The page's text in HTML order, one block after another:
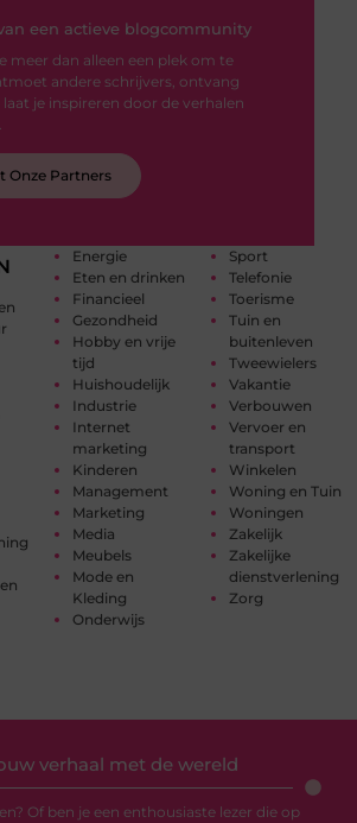
Energie
Eten en drinken
Financieel
Gezondheid
Hobby en vrije
tijd
Huishoudelijk
Industrie
Internet
marketing
Kinderen
Management
Marketing
Media
Meubels
Mode en
Kleding
Onderwijs
Sport
Telefonie
Toerisme
Tuin en
buitenleven
Tweewielers
Vakantie
Verbouwen
Vervoer en
transport
Winkelen
Woning en Tuin
Woningen
Zakelijk
Zakelijke
dienstverlening
Zorg
een actieve blogcommunity
meer dan alleen een plek om te
andere schrijvers, ontvang
laat je inspireren door de verhalen
Onze Partners
verhaal met de wereld
Of ben je een enthousiaste lezer die op